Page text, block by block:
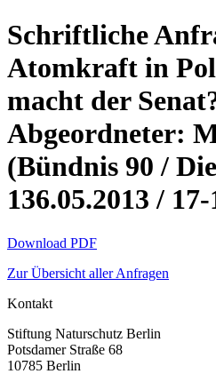
Schriftliche
Atomkraft in
macht der
Abgeordneter:
(Bündnis 90 /
136.05.2013 / 17-
Download PDF
Zur Übersicht aller Anfragen
Kontakt
Stiftung Naturschutz Berlin
Potsdamer Straße 68
10785 Berlin